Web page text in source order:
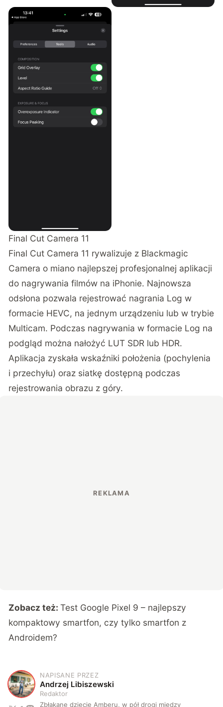
Final Cut Camera 11
Final Cut Camera 11 rywalizuje z Blackmagic
Camera o miano najlepszej profesjonalnej aplikacji
do nagrywania filmów na iPhonie. Najnowsza
odsłona pozwala rejestrować nagrania Log w
formacie HEVC, na jednym urządzeniu lub w trybie
Multicam. Podczas nagrywania w formacie Log na
podgląd można nałożyć LUT SDR lub HDR.
Aplikacja zyskała wskaźniki położenia (pochylenia
i przechyłu) oraz siatkę dostępną podczas
rejestrowania obrazu z góry.
Zobacz też:Test Google Pixel 9 – najlepszy
kompaktowy smartfon, czy tylko smartfon z
Androidem?
A
NAPISANE PRZEZ
Andrzej Libiszewski
Redaktor
Zbłąkane dziecię Amberu, w pół drogi między